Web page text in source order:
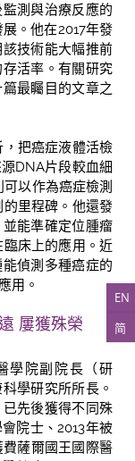
EN
简
測與治療反應的
。他在2017年發
技術能大幅推前
活率。有關研究
最矚目的文章之
把癌症液體活檢
DNA片段較血細
以作為癌症檢測
里程碑。他還發
能準確定位腫瘤
床上的應用。近
偵測多種癌症的
用。
屢獲殊榮
學院副院長（研
學研究所所長。
先後獲得不同殊
院士、2013年被
薩爾國王國際醫